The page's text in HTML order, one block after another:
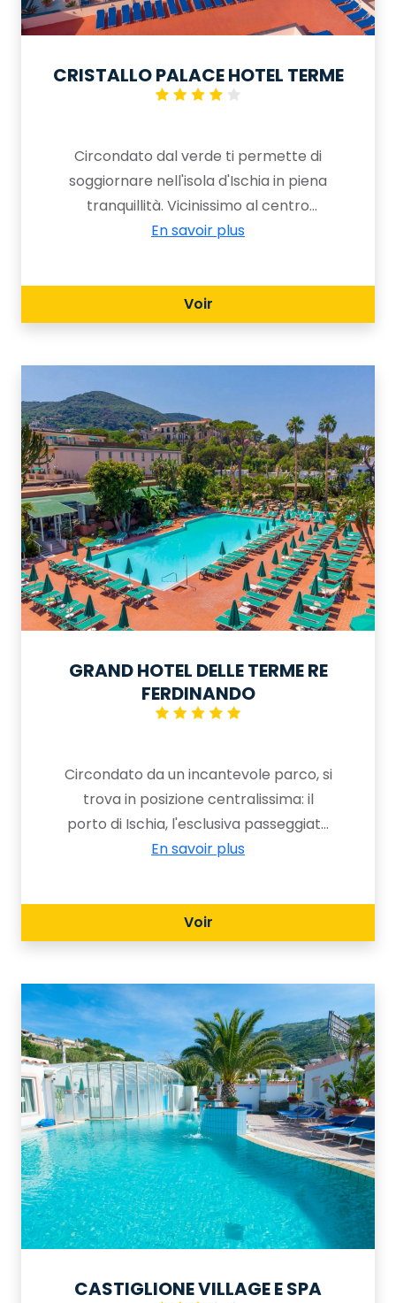
CRISTALLO PALACE HOTEL TERME
Circondato dal verde ti permette di
soggiornare nell'isola d'Ischia in piena
tranquillità. Vicinissimo al centro
storico, al porto e alla spiaggia, gode di
un’atmosfera tranquilla e riservata.
En savoir plus
Voir
GRAND HOTEL DELLE TERME RE
FERDINANDO
Circondato da un incantevole parco, si
trova in posizione centralissima: il
porto di Ischia, l'esclusiva passeggiata
di Via Roma e Corso Vittoria Colonna e
En savoir plus
Voir
CASTIGLIONE VILLAGE E SPA